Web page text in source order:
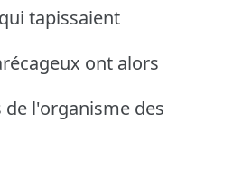
tapissaient
ont alors
l'organisme des